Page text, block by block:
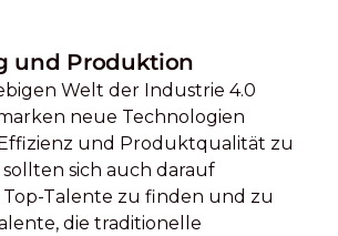
und Produktion
Welt der Industrie 4.0
neue Technologien
und Produktqualität zu
sollten sich auch darauf
Talente zu finden und zu
die traditionelle